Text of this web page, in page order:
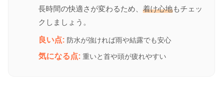
長時間の快適さが変わるため、 着け心地もチェッ
クしましょう。
良い点: 防水が強ければ雨や結露でも安心
気になる点: 重いと首や頭が疲れやすい